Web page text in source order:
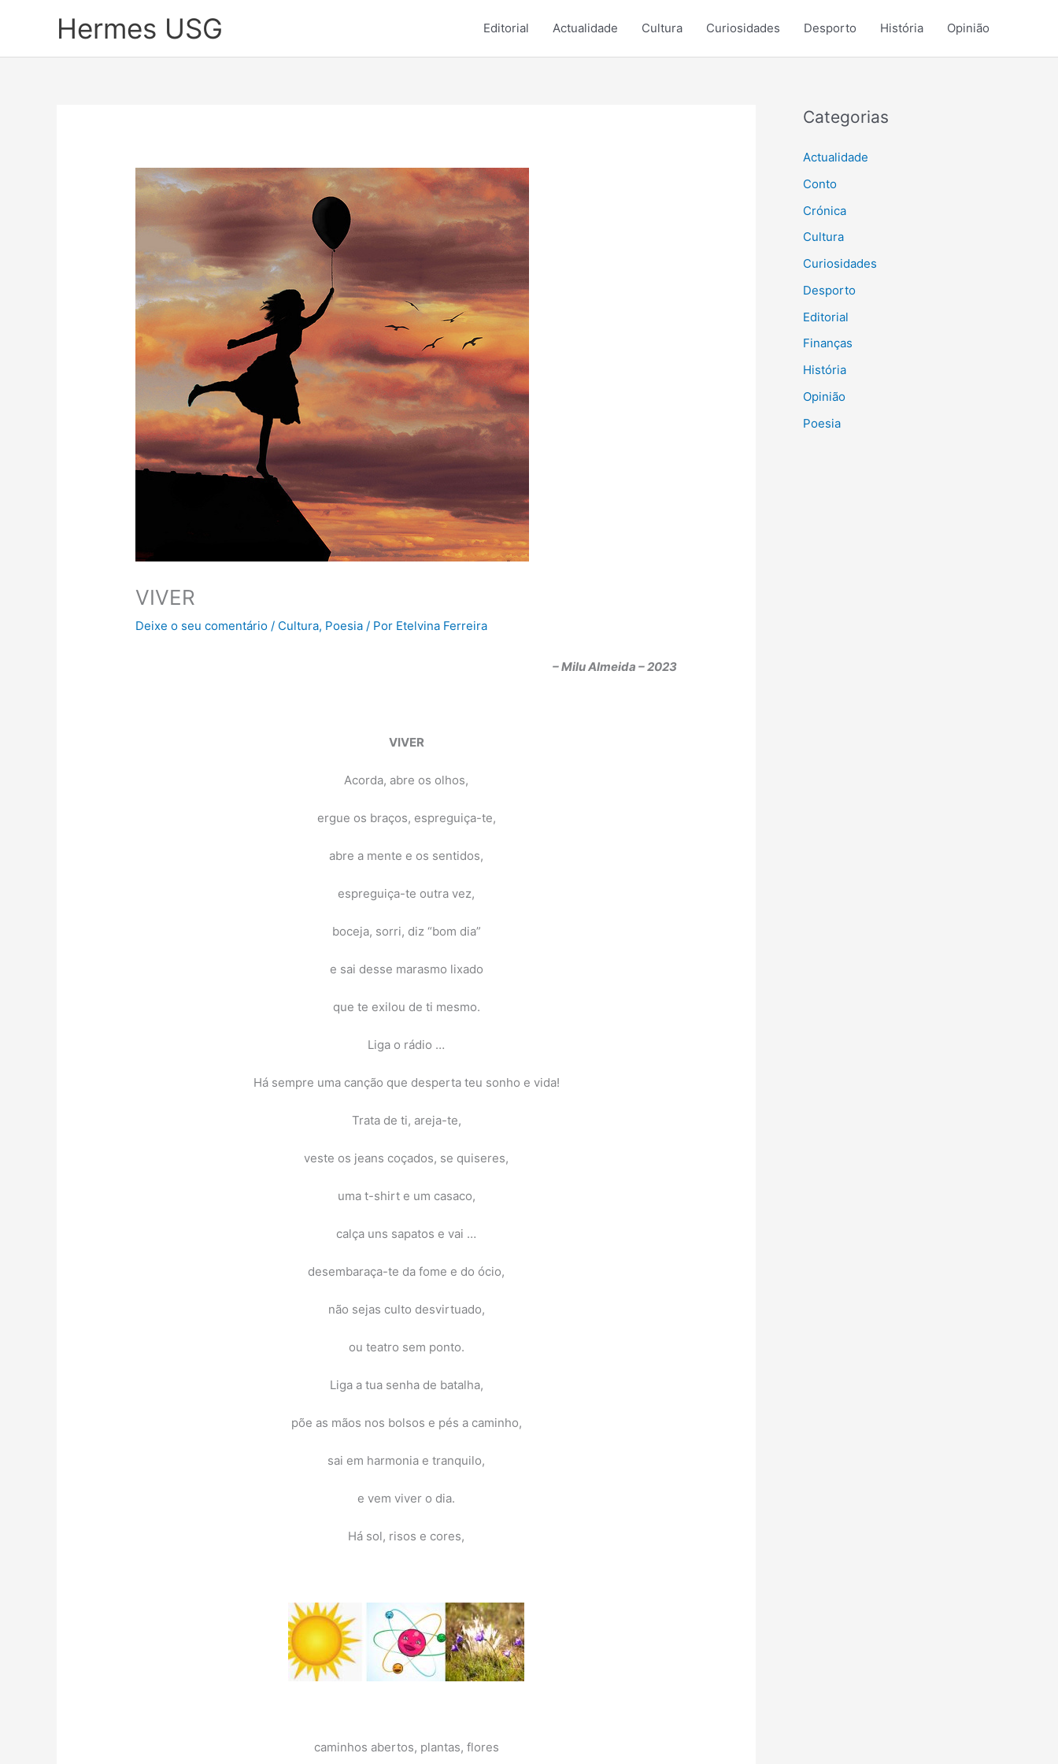
Hermes USG Editorial Actualidade Cultura Curiosidades Desporto História Opinião
VIVER
Deixe o seu comentário / Cultura, Poesia / Por Etelvina Ferreira
– Milu Almeida – 2023
VIVER
Acorda, abre os olhos,
ergue os braços, espreguiça-te,
abre a mente e os sentidos,
espreguiça-te outra vez,
boceja, sorri, diz “bom dia”
e sai desse marasmo lixado
que te exilou de ti mesmo.
Liga o rádio …
Há sempre uma canção que desperta teu sonho e vida!
Trata de ti, areja-te,
veste os jeans coçados, se quiseres,
uma t-shirt e um casaco,
calça uns sapatos e vai …
desembaraça-te da fome e do ócio,
não sejas culto desvirtuado,
ou teatro sem ponto.
Liga a tua senha de batalha,
põe as mãos nos bolsos e pés a caminho,
sai em harmonia e tranquilo,
e vem viver o dia.
Há sol, risos e cores,
caminhos abertos, plantas, flores
Categorias
Actualidade
Conto
Crónica
Cultura
Curiosidades
Desporto
Editorial
Finanças
História
Opinião
Poesia